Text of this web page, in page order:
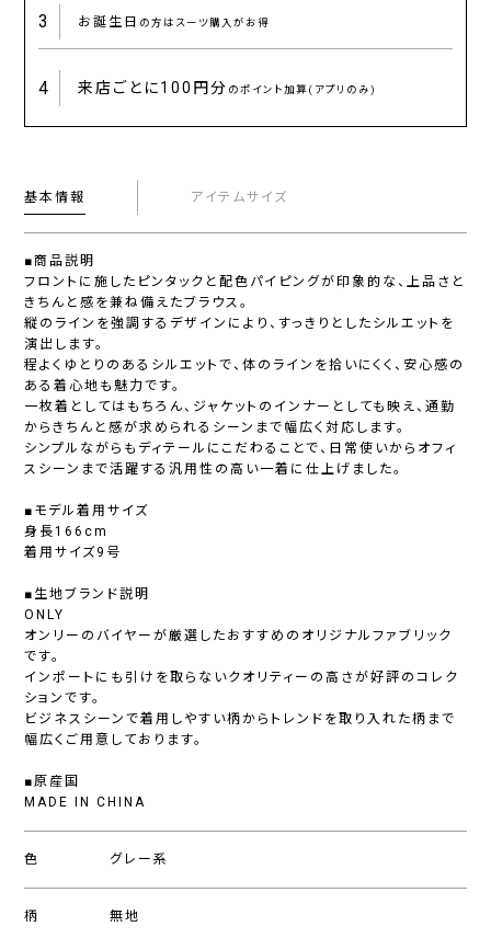
3 お誕生日 の方はスーツ購入がお得
4 来店ごとに100円分 のポイント加算(アプリのみ)
基本情報 アイテムサイズ
■商品説明
フロントに施したピンタックと配色パイピングが印象的な、上品さと
きちんと感を兼ね備えたブラウス。
縦のラインを強調するデザインにより、すっきりとしたシルエットを
演出します。
程よくゆとりのあるシルエットで、体のラインを拾いにくく、安心感の
ある着心地も魅力です。
一枚着としてはもちろん、ジャケットのインナーとしても映え、通勤
からきちんと感が求められるシーンまで幅広く対応します。
シンプルながらもディテールにこだわることで、日常使いからオフィ
スシーンまで活躍する汎用性の高い一着に仕上げました。
■モデル着用サイズ
身長166cm
着用サイズ9号
■生地ブランド説明
ONLY
オンリーのバイヤーが厳選したおすすめのオリジナルファブリック
です。
インポートにも引けを取らないクオリティーの高さが好評のコレク
ションです。
ビジネスシーンで着用しやすい柄からトレンドを取り入れた柄まで
幅広くご用意しております。
■原産国
MADE IN CHINA
色 グレー系
柄 無地